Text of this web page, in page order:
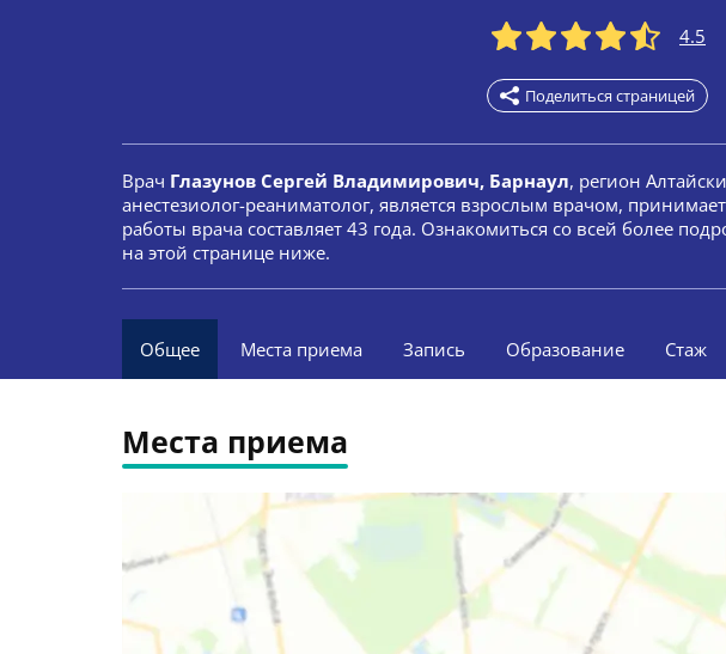
4.5
Поделиться страницей
Врач Глазунов Сергей Владимирович, Барнаул, регион
анестезиолог-реаниматолог, является взрослым врачом,
работы врача составляет 43 года. Ознакомиться со всей более
на этой странице ниже.
Общее Места приема Запись Образование Стаж
Места приема